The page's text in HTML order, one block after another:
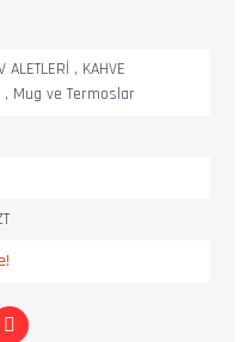
ALETLERİ , KAHVE
, Mug ve Termoslar